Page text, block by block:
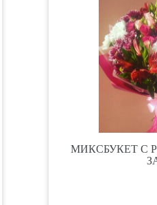
МИКСБУКЕТ С